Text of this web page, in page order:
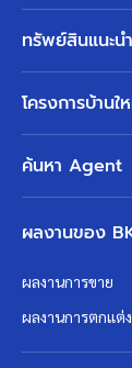
ทรัพย์สินแนะนำ
โครงการบ้านใ
ค้นหา Agent
ผลงานของ
ผลงานการขาย
ผลงานการตกแต่ง